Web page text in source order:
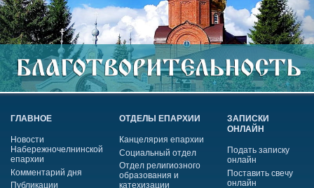
ГЛАВНОЕ
Новости
Набережночелнинской
епархии
Комментарий дня
Публикации
ОТДЕЛЫ ЕПАРХИИ
Канцелярия епархии
Социальный отдел
Отдел религиозного
образования и
катехизации
ЗАПИСКИ
ОНЛАЙН
Подать записку
онлайн
Поставить свечу
онлайн